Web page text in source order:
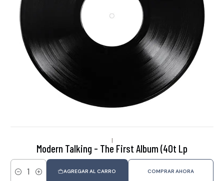
|
Modern Talking - The First Album (40t Lp
Cantidad
AGREGAR AL CARRO COMPRAR AHORA